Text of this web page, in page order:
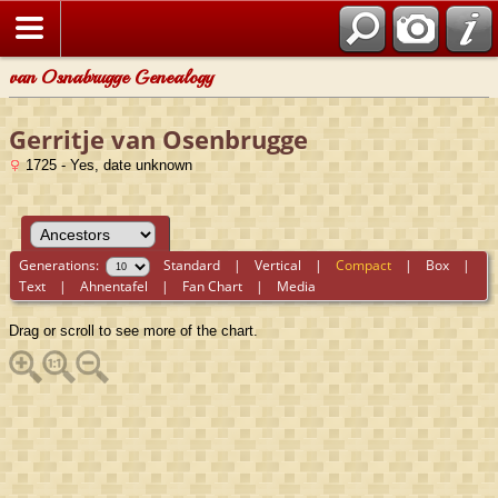
van Osnabrugge Genealogy
Gerritje van Osenbrugge
1725 - Yes, date unknown
Generations: Standard |Vertical |Compact | Box |
Text |Ahnentafel | Fan Chart | Media
Drag or scroll to see more of the chart.